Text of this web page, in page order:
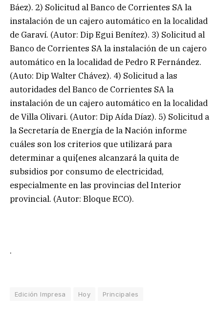
Báez). 2) Solicitud al Banco de Corrientes SA la
instalación de un cajero automático en la localidad
de Garaví. (Autor: Dip Egui Benítez). 3) Solicitud al
Banco de Corrientes SA la instalación de un cajero
automático en la localidad de Pedro R Fernández.
(Auto: Dip Walter Chávez). 4) Solicitud a las
autoridades del Banco de Corrientes SA la
instalación de un cajero automático en la localidad
de Villa Olivari. (Autor: Dip Aída Díaz). 5) Solicitud a
la Secretaría de Energía de la Nación informe
cuáles son los criterios que utilizará para
determinar a qui{enes alcanzará la quita de
subsidios por consumo de electricidad,
especialmente en las provincias del Interior
provincial. (Autor: Bloque ECO).
.
Edición Impresa Hoy Principales